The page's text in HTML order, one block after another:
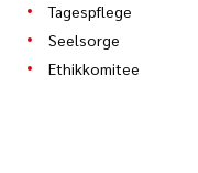
Tagespflege
Seelsorge
Ethikkomitee